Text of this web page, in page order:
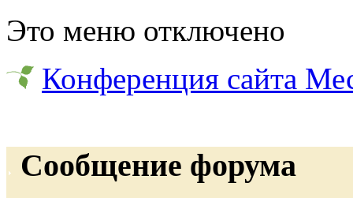
Это меню отключено
Конференция сайта
Сообщение форума